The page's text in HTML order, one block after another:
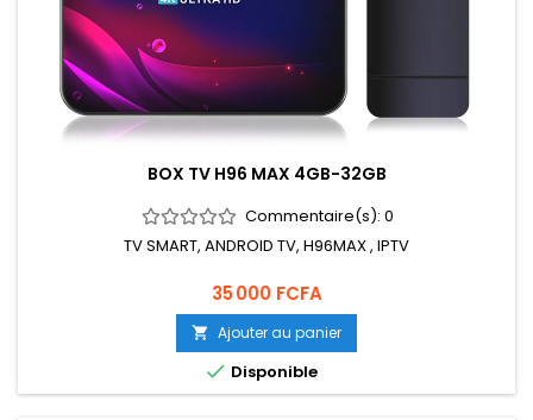
BOX TV H96 MAX 4GB-32GB
Commentaire(s): 0
TV SMART, ANDROID TV, H96MAX , IPTV
Prix
35 000 FCFA
 Ajouter au panier
 Disponible